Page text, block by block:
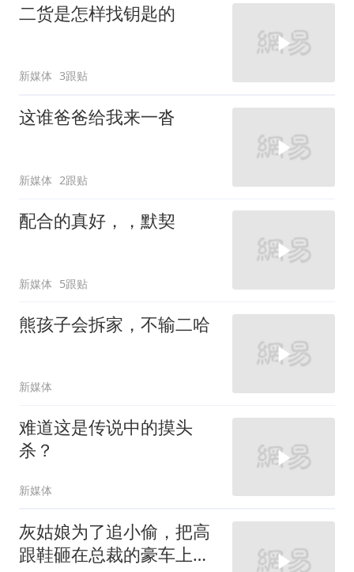
二货是怎样找钥匙的
新媒体 3跟贴
这谁爸爸给我来一沓
新媒体 2跟贴
配合的真好，，默契
新媒体 5跟贴
熊孩子会拆家，不输二哈
新媒体
难道这是传说中的摸头
杀？
新媒体
灰姑娘为了追小偷，把高
跟鞋砸在总裁的豪车上，